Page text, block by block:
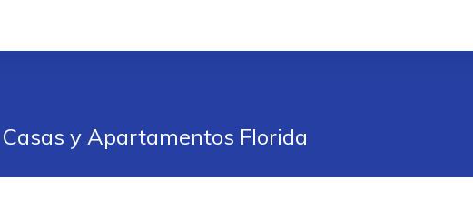
Casas y Apartamentos Florida